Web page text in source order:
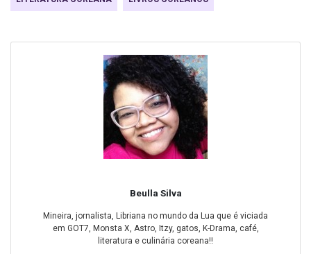
Beulla Silva
Mineira, jornalista, Libriana no mundo da Lua que é viciada
em GOT7, Monsta X, Astro, Itzy, gatos, K-Drama, café,
literatura e culinária coreana!!